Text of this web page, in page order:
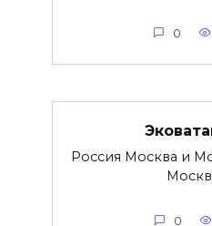
0
Россия Москва и
0